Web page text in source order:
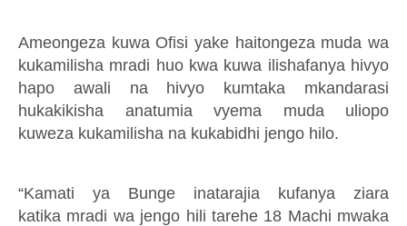
Ameongeza kuwa Ofisi yake haitongeza mudawa
kukamilisha mradi huo kwa kuwa ilishafanya hivyo
hapo awali na hivyo kumtaka mkandarasi
hukakikisha anatumia vyema muda uliopo
kuweza kukamilisha na kukabidhi jengo hilo.
“Kamati ya Bunge inatarajia kufanya ziara
katika mradi wa jengo hili tarehe 18 Machi mwaka